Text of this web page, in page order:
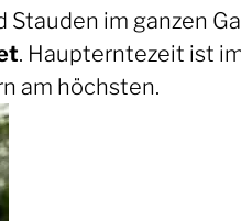
im ganzen
. Haupterntezeit ist
am höchsten.